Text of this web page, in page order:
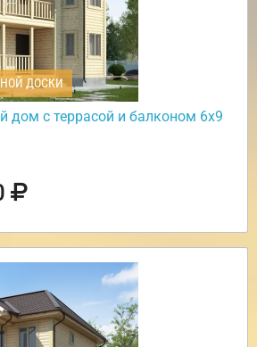
ДОСКИ
с террасой и балконом 6х9